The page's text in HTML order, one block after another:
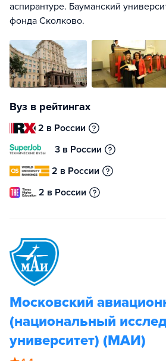
аспирантуре. Бауманский
фонда Сколково.
Вуз в рейтингах
2 в России
3 в России
2 в России
2 в России
Московский
(национальный
университет) (МАИ)